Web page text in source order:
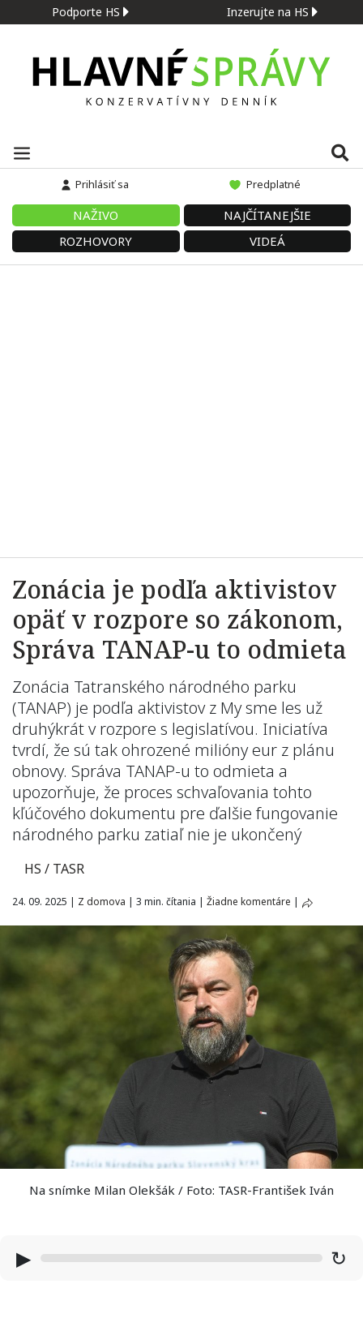
Podporte HS Inzerujte na HS
Prihlásiť sa Predplatné
NAŽIVO
NAJČÍTANEJŠIE
ROZHOVORY
VIDEÁ
Zonácia je podľa aktivistov
opäť v rozpore so zákonom,
Správa TANAP-u to odmieta
Zonácia Tatranského národného parku
(TANAP) je podľa aktivistov z My sme les už
druhýkrát v rozpore s legislatívou. Iniciatíva
tvrdí, že sú tak ohrozené milióny eur z plánu
obnovy. Správa TANAP-u to odmieta a
upozorňuje, že proces schvaľovania tohto
kľúčového dokumentu pre ďalšie fungovanie
národného parku zatiaľ nie je ukončený
HS / TASR
24. 09. 2025 | Z domova | 3 min. čítania | Žiadne komentáre |
Na snímke Milan Olekšák / Foto: TASR-František Iván
▶ ↻